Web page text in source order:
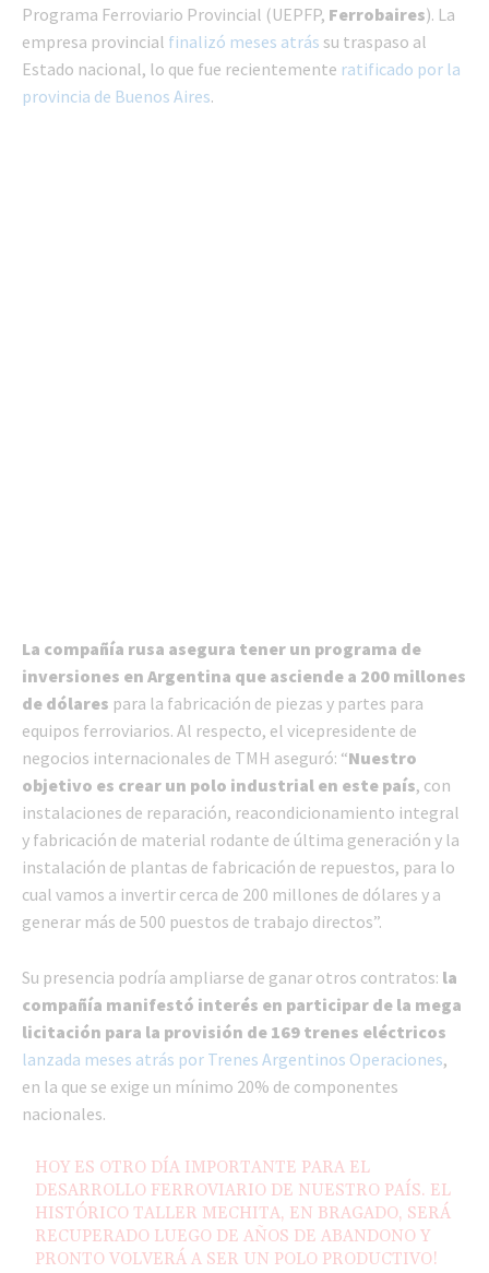
Programa Ferroviario Provincial (UEPFP, Ferrobaires). La
empresa provincial finalizó meses atrás su traspaso al
Estado nacional, lo que fue recientemente ratificado por la
provincia de Buenos Aires.
La compañía rusa asegura tener un programa de
inversiones en Argentina que asciende a 200 millones
de dólares para la fabricación de piezas y partes para
equipos ferroviarios. Al respecto, el vicepresidente de
negocios internacionales de TMH aseguró: “Nuestro
objetivo es crear un polo industrial en este país, con
instalaciones de reparación, reacondicionamiento integral
y fabricación de material rodante de última generación y la
instalación de plantas de fabricación de repuestos, para lo
cual vamos a invertir cerca de 200 millones de dólares y a
generar más de 500 puestos de trabajo directos”.
Su presencia podría ampliarse de ganar otros contratos: la
compañía manifestó interés en participar de la mega
licitación para la provisión de 169 trenes eléctricos
lanzada meses atrás por Trenes Argentinos Operaciones,
en la que se exige un mínimo 20% de componentes
nacionales.
HOY ES OTRO DÍA IMPORTANTE PARA EL
DESARROLLO FERROVIARIO DE NUESTRO PAÍS. EL
HISTÓRICO TALLER MECHITA, EN BRAGADO, SERÁ
RECUPERADO LUEGO DE AÑOS DE ABANDONO Y
PRONTO VOLVERÁ A SER UN POLO PRODUCTIVO!